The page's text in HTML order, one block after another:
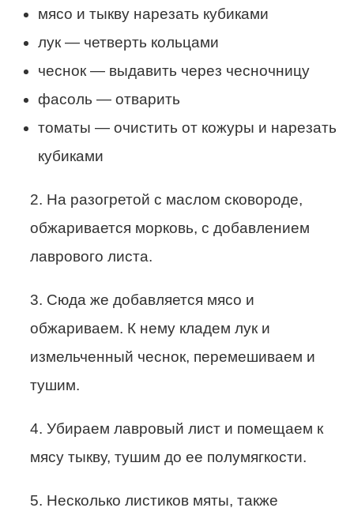
мясо и тыкву нарезать кубиками
лук — четверть кольцами
чеснок — выдавить через чесночницу
фасоль — отварить
томаты — очистить от кожуры и нарезать
кубиками
2. На разогретой с маслом сковороде,
обжаривается морковь, с добавлением
лаврового листа.
3. Сюда же добавляется мясо и
обжариваем. К нему кладем лук и
измельченный чеснок, перемешиваем и
тушим.
4. Убираем лавровый лист и помещаем к
мясу тыкву, тушим до ее полумягкости.
5. Несколько листиков мяты, также